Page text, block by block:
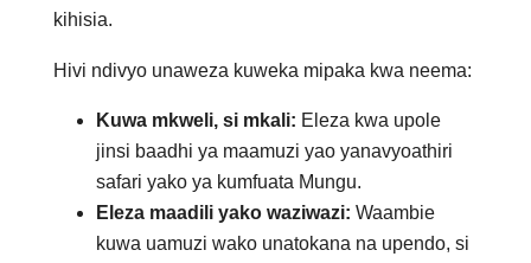
kihisia.
Hivi ndivyo unaweza kuweka mipaka kwa neema:
Kuwa mkweli, si mkali: Eleza kwa upole
jinsi baadhi ya maamuzi yao yanavyoathiri
safari yako ya kumfuata Mungu.
Eleza maadili yako waziwazi: Waambie
kuwa uamuzi wako unatokana na upendo, si